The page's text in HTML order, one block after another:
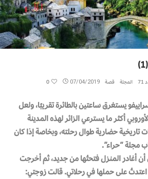
المجلة قصة 07/04/2019
0
يستغرق ساعتين بالطائرة تقريبًا، ولعل
أكثر ما يسترعي الزائر لهذه المدينة
تاريخية حضارية طوال رحلته، وبخاصة إذا كان
مجلة “حراء”.
أغادر المنزل فتحتُها من جديد، ثم أخرجت
اعتدتُ على حملها في رحلاتي. قالت زوجتي: